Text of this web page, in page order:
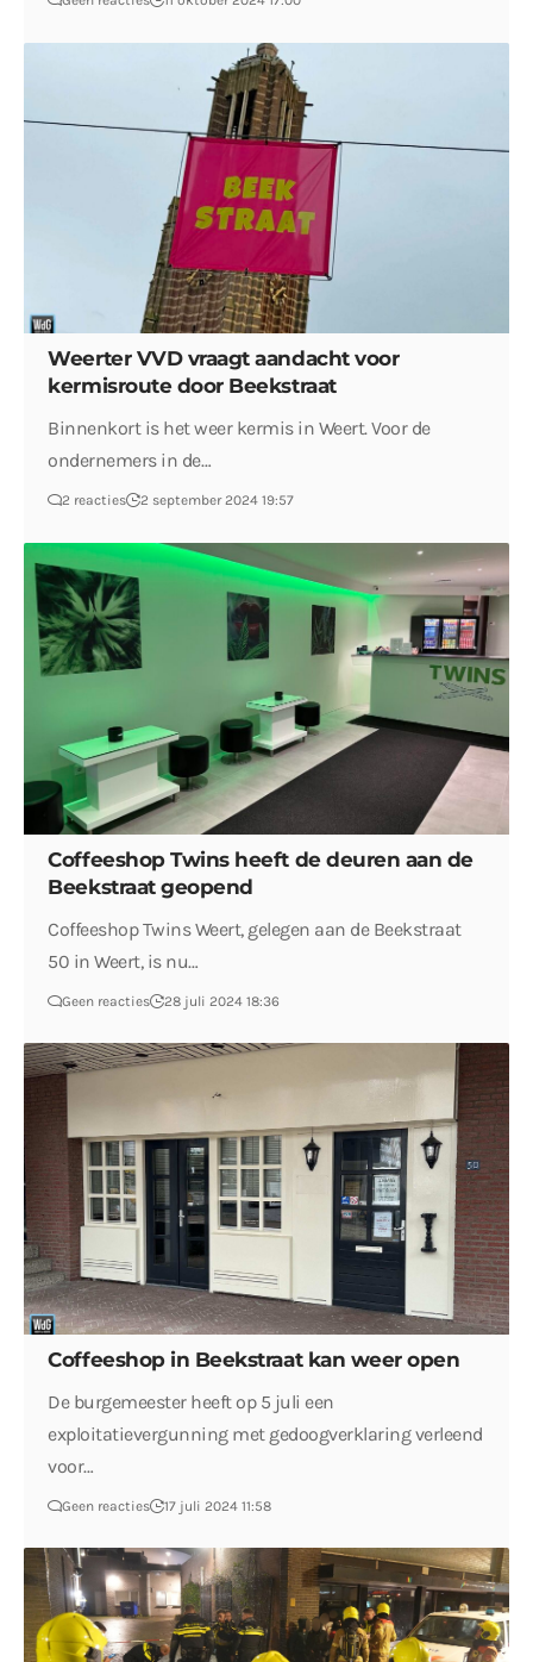
Weerter VVD vraagt aandacht voor
kermisroute door Beekstraat
Binnenkort is het weer kermis in Weert. Voor de
ondernemers in de…
2 reacties 2 september 2024 19:57
Coffeeshop Twins heeft de deuren aan de
Beekstraat geopend
Coffeeshop Twins Weert, gelegen aan de Beekstraat
50 in Weert, is nu…
Geen reacties 28 juli 2024 18:36
Coffeeshop in Beekstraat kan weer open
De burgemeester heeft op 5 juli een
exploitatievergunning met gedoogverklaring verleend
voor…
Geen reacties 17 juli 2024 11:58